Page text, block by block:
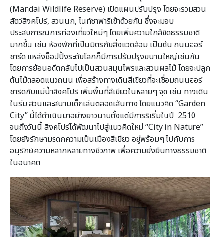
(Mandai Wildlife Reserve) เปิดแผนปรับปรุง โดยจะรวมสวน
สัตว์สิงคโปร์, สวนนก, ไนท์ซาฟารีเข้าด้วยกัน ซึ่งจะมอบ
ประสบการณ์การท่องเที่ยวใหม่ๆ โดยเพิ่มความใกล้ชิดธรรมชาติ
มากขึ้น เช่น ห้องพักที่เป็นมิตรกับสิ่งแวดล้อม เป็นต้น ถนนออร์
ชาร์ด แหล่งช็อปปิ้งระดับโลกก็มีการปรับปรุงขนานใหญ่เช่นกัน
โดยการย้อนอดีตกลับไปเป็นสวนสมุนไพรและสวนผลไม้ โดยจะปลูก
ต้นไม้ตลอดแนวถนน เพื่อสร้างทางเดินสีเขียวที่จะเชื่อมถนนออร์
ชาร์ดกับแม่น้ำสิงคโปร์ เพิ่มพื้นที่สีเขียวในหลายๆ จุด เช่น ทางเดิน
ในร่ม สวนและสนามเด็กเล่นตลอดเส้นทาง โดยแนวคิด “Garden
City” นี้ได้ดำเนินมาอย่างยาวนานตั้งแต่มีการริเริ่มในปี 2510
จนถึงวันนี้ สิงคโปร์ได้พัฒนาไปสู่แนวคิดใหม่ “City in Nature”
โดยยังรักษามรดกความเป็นเมืองสีเขียว อยู่พร้อมๆ ไปกับการ
อนุรักษ์ความหลากหลายทางชีวภาพ เพื่อความยั่งยืนทางธรรมชาติ
ในอนาคต